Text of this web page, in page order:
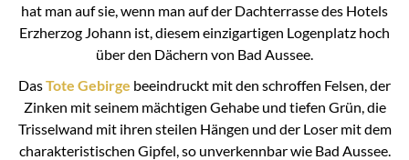
hat man auf sie, wenn man auf der Dachterrasse des Hotels
Erzherzog Johann ist, diesem einzigartigen Logenplatz hoch
über den Dächern von Bad Aussee.
DasTote Gebirge beeindruckt mit den schroffen Felsen, der
Zinken mit seinem mächtigen Gehabe und tiefen Grün, die
Trisselwand mit ihren steilen Hängen und der Loser mit dem
charakteristischen Gipfel, so unverkennbar wie Bad Aussee.